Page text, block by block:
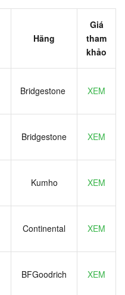
Hãng
Giá
tham
khảo
Bridgestone XEM
Bridgestone XEM
Kumho XEM
Continental XEM
BFGoodrich XEM